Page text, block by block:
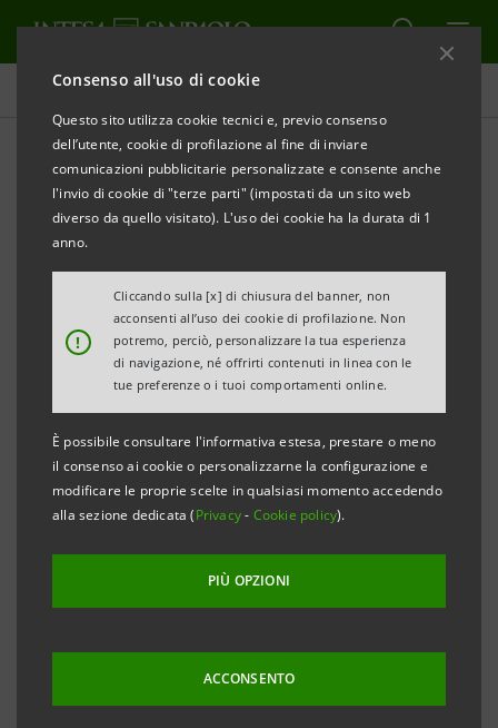
Consenso all'uso di cookie
Questo sito utilizza cookie tecnici e, previo consenso
dell’utente, cookie di profilazione al fine di inviare
comunicazioni pubblicitarie personalizzate e consente anche
l'invio di cookie di "terze parti" (impostati da un sito web
diverso da quello visitato). L'uso dei cookie ha la durata di 1
anno.
!
Cliccando sulla [x] di chiusura del banner, non
acconsenti all’uso dei cookie di profilazione. Non
potremo, perciò, personalizzare la tua esperienza
di navigazione, né offrirti contenuti in linea con le
tue preferenze o i tuoi comportamenti online.
È possibile consultare l'informativa estesa, prestare o meno
il consenso ai cookie o personalizzarne la configurazione e
modificare le proprie scelte in qualsiasi momento accedendo
alla sezione dedicata (Privacy- Cookie policy).
PIÙ OPZIONI
ACCONSENTO
Comunicati stampa
STAMPA AGGIORNA
INTESA SANPAOLO: RETTIFICA DELL’AVVISO DI
CONVOCAZIONE DELL’ASSEMBLEA
Assemblea degli azionistidi Intesa Sanpaolo
S.p.A., convocata con avviso pubblicato in data 17
febbraio 2020, presso il Nuovo Centro Direzionale in
Torino, con ingresso in Corso Inghilterra n. 3, per le
ore 10.00
il cui ordine del giorno è stato integrato con avviso
pubblicato in data 25 marzo 2020.
marzo 2020, recante misure connesse
all’emergenza epidemiologica da Covid-19, si
evidenzia che l’intervento e l’esercizio del voto
degli aventi diritto in Assemblea saranno
consentiti esclusivamente tramite il